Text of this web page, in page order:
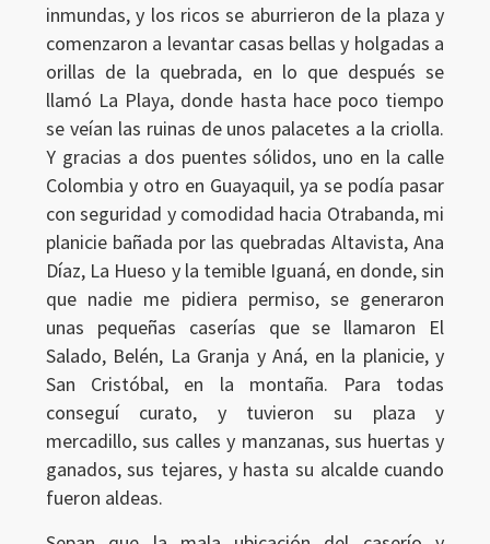
inmundas, y los ricos se aburrieron de la plaza y
comenzaron a levantar casas bellas y holgadas a
orillas de la quebrada, en lo que después se
llamó La Playa, donde hasta hace poco tiempo
se veían las ruinas de unos palacetes a la criolla.
Y gracias a dos puentes sólidos, uno en la calle
Colombia y otro en Guayaquil, ya se podía pasar
con seguridad y comodidad hacia Otrabanda, mi
planicie bañada por las quebradas Altavista, Ana
Díaz, La Hueso y la temible Iguaná, en donde, sin
que nadie me pidiera permiso, se generaron
unas pequeñas caserías que se llamaron El
Salado, Belén, La Granja y Aná, en la planicie, y
San Cristóbal, en la montaña. Para todas
conseguí curato, y tuvieron su plaza y
mercadillo, sus calles y manzanas, sus huertas y
ganados, sus tejares, y hasta su alcalde cuando
fueron aldeas.